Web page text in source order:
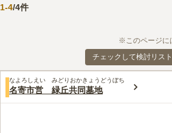
1-4/4件
※このページに
チェックして検討リス
なよろしえい みどりおかきょうどうぼち
名寄市営 緑丘共同墓地